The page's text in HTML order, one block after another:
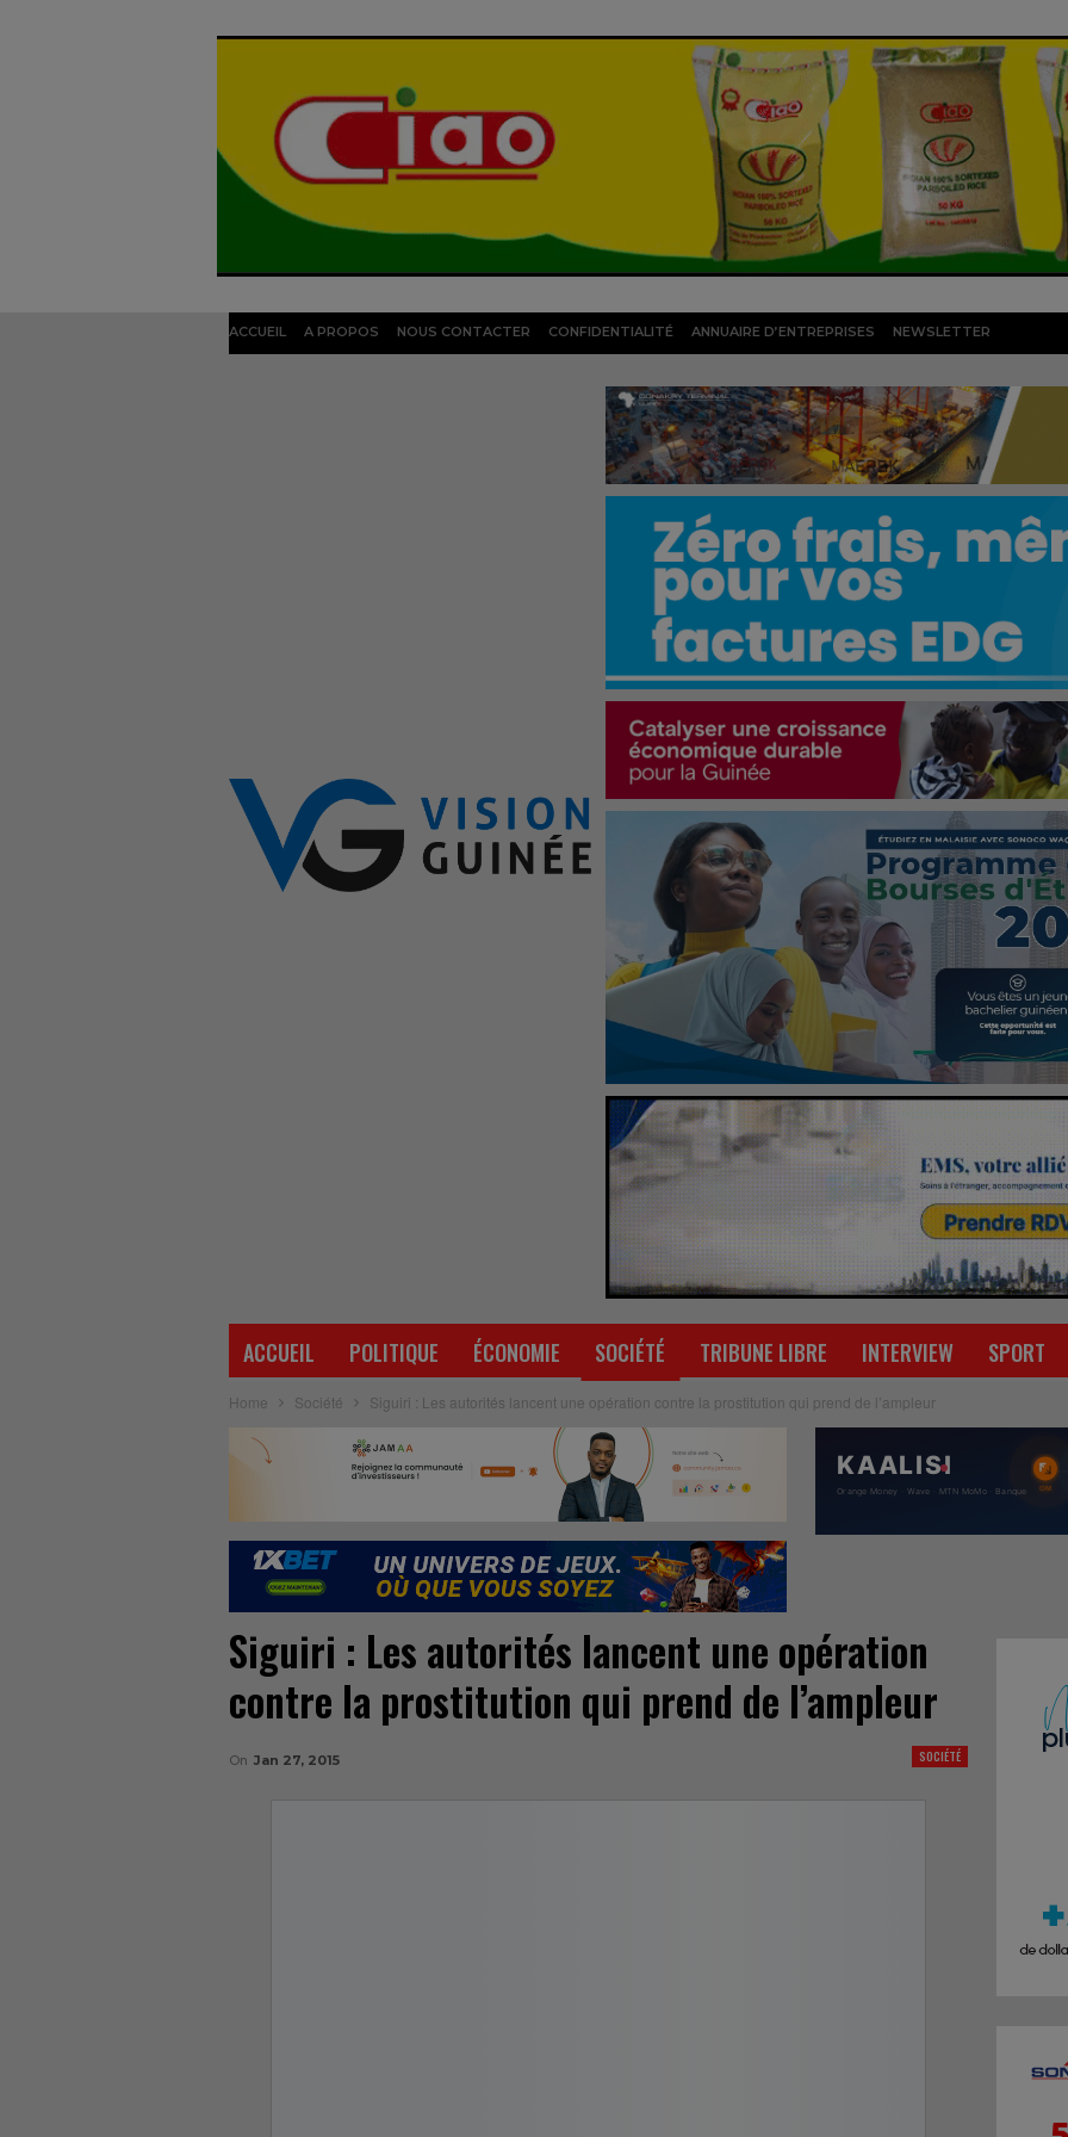
ACCUEIL A PROPOS NOUS CONTACTER CONFIDENTIALITÉ ANNUAIRE D’ENTREPRISES NEWSLETTER
ACCUEIL POLITIQUE ÉCONOMIE SOCIÉTÉ TRIBUNE LIBRE INTERVIEW SPORT
Home Société Siguiri : Les autorités lancent une opération contre la prostitution qui prend de l’ampleur
Siguiri : Les autorités lancent une opération
contre la prostitution qui prend de l’ampleur
SOCIÉTÉ
On Jan 27, 2015